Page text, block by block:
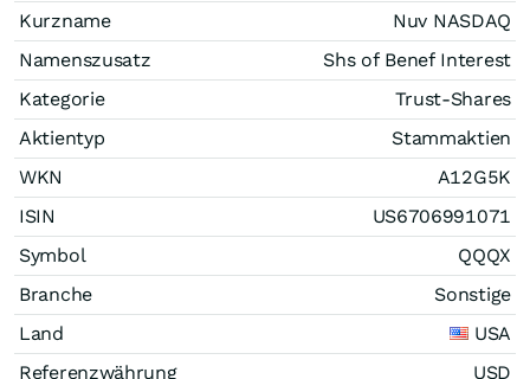
Kurzname
Nuv NASDAQ
Namenszusatz
Shs of Benef Interest
Kategorie
Trust-Shares
Aktientyp
Stammaktien
WKN
A12G5K
ISIN
US6706991071
Symbol
QQQX
Branche
Sonstige
Land
USA
Referenzwährung
USD